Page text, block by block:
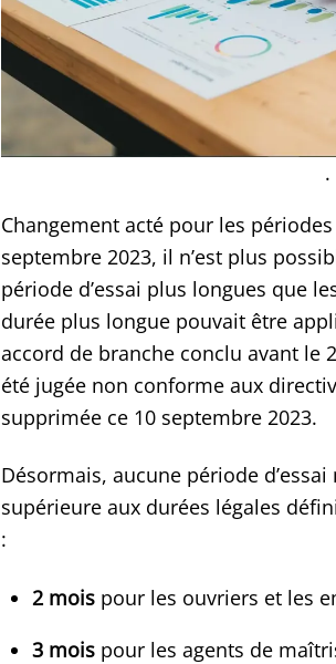
.
Changement acté pour les périodes
septembre 2023, il n’est plus
période d’essai plus longues que
durée plus longue pouvait être
accord de branche conclu avant le
été jugée non conforme aux
supprimée ce 10 septembre 2023.
Désormais, aucune période
supérieure aux durées légales
:
2 mois pour les ouvriers et les
3 mois pour les agents de